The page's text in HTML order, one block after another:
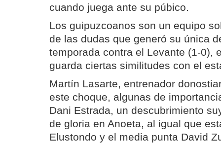
cuando juega ante su púbico.
Los guipuzcoanos son un equipo
de las dudas que generó su única
temporada contra el Levante (1-0),
guarda ciertas similitudes con el
Martín Lasarte, entrenador
este choque, algunas de
Dani Estrada, un descubrimiento
de gloria en Anoeta, al igual que
Elustondo y el media punta David